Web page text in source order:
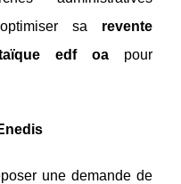
sa revente
edf oapour
une demande de